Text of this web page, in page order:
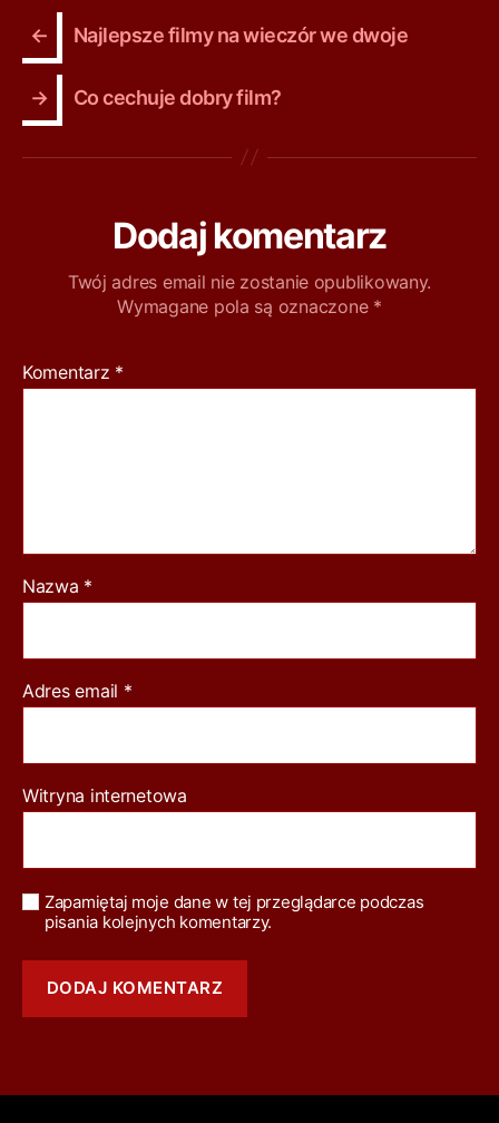
← Najlepsze filmy na wieczór we dwoje
→ Co cechuje dobry film?
Dodaj komentarz
Twój adres email nie zostanie opublikowany.
Wymagane pola są oznaczone *
Komentarz *
Nazwa *
Adres email *
Witryna internetowa
Zapamiętaj moje dane w tej przeglądarce podczas
pisania kolejnych komentarzy.